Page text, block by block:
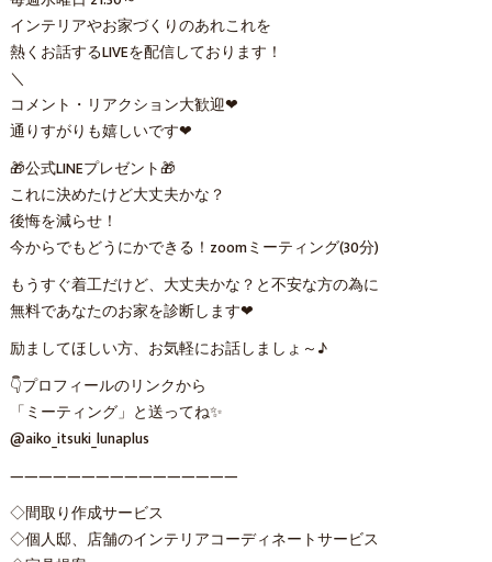
インテリアやお家づくりのあれこれを
熱くお話するLIVEを配信しております！
＼
コメント・リアクション大歓迎❤
通りすがりも嬉しいです❤
🎁公式LINEプレゼント🎁
これに決めたけど大丈夫かな？
後悔を減らせ！
今からでもどうにかできる！zoomミーティング(30分)
もうすぐ着工だけど、大丈夫かな？と不安な方の為に
無料であなたのお家を診断します❤
励ましてほしい方、お気軽にお話しましょ～♪
👇プロフィールのリンクから
「ミーティング」と送ってね✨
@aiko_itsuki_lunaplus
————————————————
◇間取り作成サービス
◇個人邸、店舗のインテリアコーディネートサービス